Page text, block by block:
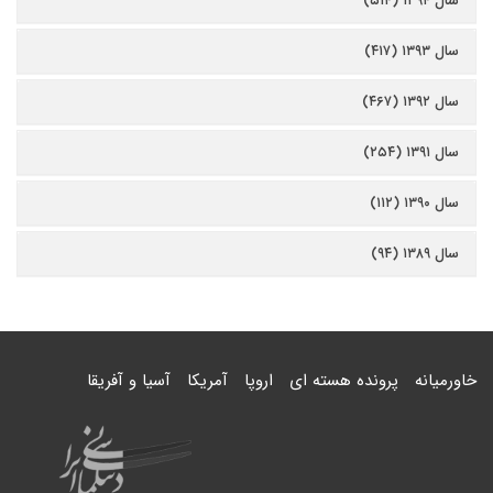
سال ۱۳۹۳ (۴۱۷)
سال ۱۳۹۲ (۴۶۷)
سال ۱۳۹۱ (۲۵۴)
سال ۱۳۹۰ (۱۱۲)
سال ۱۳۸۹ (۹۴)
خاورمیانه پرونده هسته ای اروپا آمریکا آسیا و آفریقا